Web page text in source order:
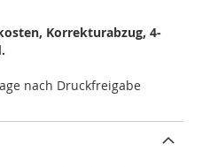
Korrekturabzug, 4-
nach Druckfreigabe